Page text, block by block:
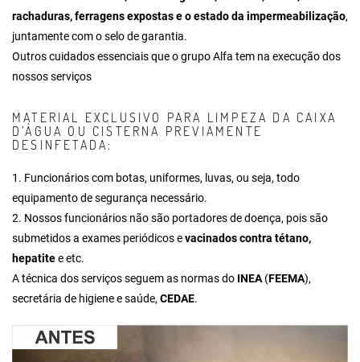
rachaduras, ferragens expostas e o estado da impermeabilização,
juntamente com o selo de garantia.
Outros cuidados essenciais que o grupo Alfa tem na execução dos
nossos serviços
MATERIAL EXCLUSIVO PARA LIMPEZA DA CAIXA
D’ÁGUA OU CISTERNA PREVIAMENTE
DESINFETADA:
1. Funcionários com botas, uniformes, luvas, ou seja, todo
equipamento de segurança necessário.
2. Nossos funcionários não são portadores de doença, pois são
submetidos a exames periódicos evacinados contra tétano,
hepatitee etc.
A técnica dos serviços seguem as normas do INEA (FEEMA),
secretária de higiene e saúde, CEDAE.